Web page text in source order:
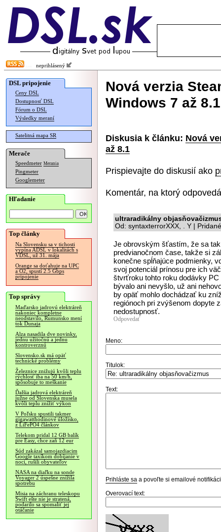
neprihlásený
DSL pripojenie
Ceny DSL
Dostupnosť DSL
Fórum o DSL
Výsledky meraní
Satelitná mapa SR
Merače
Speedmeter Merania
Pingmeter
Googlemeter
Hľadanie
Top články
Na Slovensku sa v tichosti
vypína ADSL v lokalitách s
VDSL, už 31. mája
Orange sa doťahuje na UPC
a O2, spustí 2.5 Gbps
pripojenie
Top správy
Maďarsko jadrovú elektráreň
nakoniec kompletne
neodstavilo, Rumunsko mení
tok Dunaja
Alza nasadila dve novinky,
jednu užitočnú a jednu
kontroverznú
Slovensko.sk má opäť
technické problémy
Železnice znižujú kvôli teplu
rýchlosť iba na 50 km/h,
spôsobuje to meškanie
Ďalšia jadrová elektráreň
južne od Slovenska musela
kvôli teplu znížiť výkon
V Poľsku spustili takmer
gigawatthodinové úložisko,
z LiFePO4 článkov
Telekom pridal 12 GB balík
pre Easy, chce zaň 12 eur
Súd zakázal samojazdiacim
Google taxíkom dobíjanie v
noci, rušili obyvateľov
NASA na diaľku na sonde
Voyager 2 úspešne znížila
spotrebu
Misia na záchranu teleskopu
Swift ešte nie je stratená,
podarilo sa spomaliť jej
otáčanie
Nová verzia
Windows 7 až 8.1
Diskusia k článku: Nová
až 8.1
Prispievajte do diskusií ako
Komentár, na ktorý
ultraradikálny
Od: syntaxterrorXXX, . Y |
Je obrovským šťastím, že sa
predvianočnom čase, takže si
konečne spĺňajúce podmienky,
svoj potenciál prínosu pre ich
štvrťroku tohto roku dodávky
bývalo ani nevyšlo, už ani
by opäť mohlo dochádzať ku
regiónoch pri zvýšenom dopyte
nedostupnosť.
Odpovedať
Meno:
Titulok:
Text:
Prihláste sa a povoľte si emailové
Overovací text: